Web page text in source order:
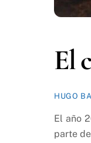
El
HUGO
El año
parte